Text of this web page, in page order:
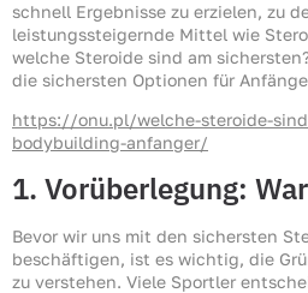
schnell Ergebnisse zu erzielen, zu
leistungssteigernde Mittel wie
welche Steroide sind am
die sichersten Optionen für
https://onu.pl/welche-steroide-
bodybuilding-anfanger/
1. Vorüberlegung:
Bevor wir uns mit den sichersten
beschäftigen, ist es wichtig, die
zu verstehen. Viele Sportler